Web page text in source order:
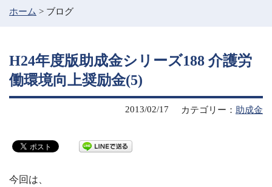
ホーム > ブログ
H24年度版助成金シリーズ188 介護労
働環境向上奨励金(5)
カテゴリー： 助成金
2013/02/17
今回は、